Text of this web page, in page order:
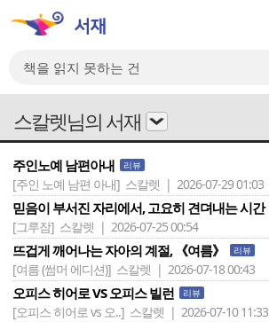
스칼렛님의 서재
주인노예 남편아내 리뷰
[주인 노예 남편 아내] 스칼렛 | 2026-07-29 01:03
믿음이 부서진 자리에서, 고요히 견뎌내는 시간
[그루잠] 스칼렛 | 2026-07-25 00:54
뜨겁게 깨어나는 자아의 계절, 《여름》 리뷰
[여름 (썸머 에디션)] 스칼렛 | 2026-07-18 00:43
오피스 히어로 VS 오피스 빌런 리뷰
[오피스 히어로 vs 오..] 스칼렛 | 2026-07-10 11:33